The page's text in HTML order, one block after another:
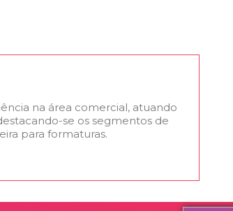
na área comercial, atuando
se os segmentos de
para formaturas.